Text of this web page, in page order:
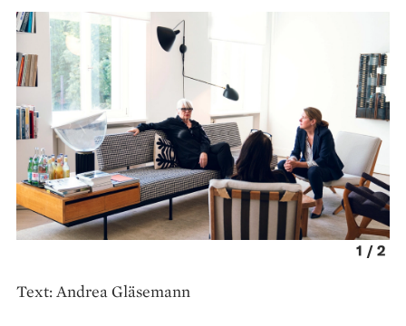
1 /2
Text: Andrea Gläsemann